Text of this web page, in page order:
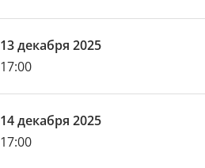
13 декабря 2025
17:00
14 декабря 2025
17:00